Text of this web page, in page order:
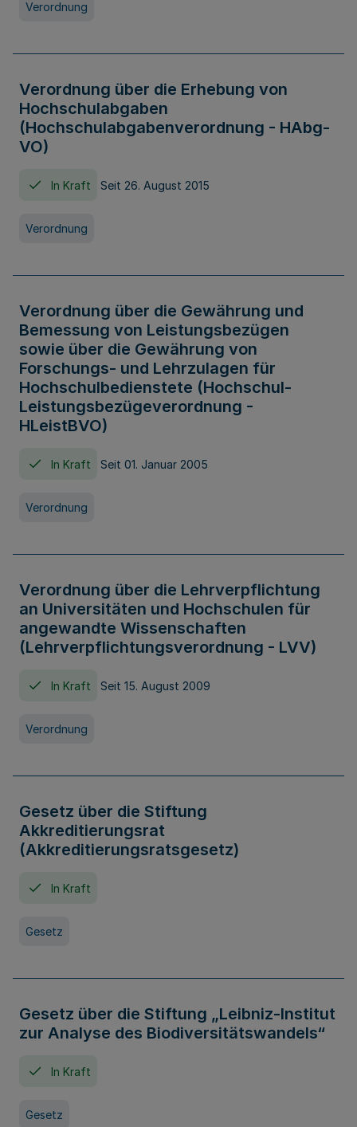
Verordnung
Verordnung über die Erhebung von
Hochschulabgaben
(Hochschulabgabenverordnung - HAbg-
VO)
In Kraft Seit 26. August 2015
Verordnung
Verordnung über die Gewährung und
Bemessung von Leistungsbezügen
sowie über die Gewährung von
Forschungs- und Lehrzulagen für
Hochschulbedienstete (Hochschul-
Leistungsbezügeverordnung -
HLeistBVO)
In Kraft Seit 01. Januar 2005
Verordnung
Verordnung über die Lehrverpflichtung
an Universitäten und Hochschulen für
angewandte Wissenschaften
(Lehrverpflichtungsverordnung - LVV)
In Kraft Seit 15. August 2009
Verordnung
Gesetz über die Stiftung
Akkreditierungsrat
(Akkreditierungsratsgesetz)
In Kraft
Gesetz
Gesetz über die Stiftung „Leibniz-Institut
zur Analyse des Biodiversitätswandels“
In Kraft
Gesetz